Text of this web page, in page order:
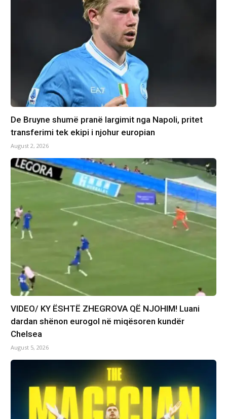
De Bruyne shumë pranë largimit nga Napoli, pritet
transferimi tek ekipi i njohur europian
August 2, 2026
VIDEO/ KY ËSHTË ZHEGROVA QË NJOHIM! Luani
dardan shënon eurogol në miqësoren kundër
Chelsea
August 5, 2026